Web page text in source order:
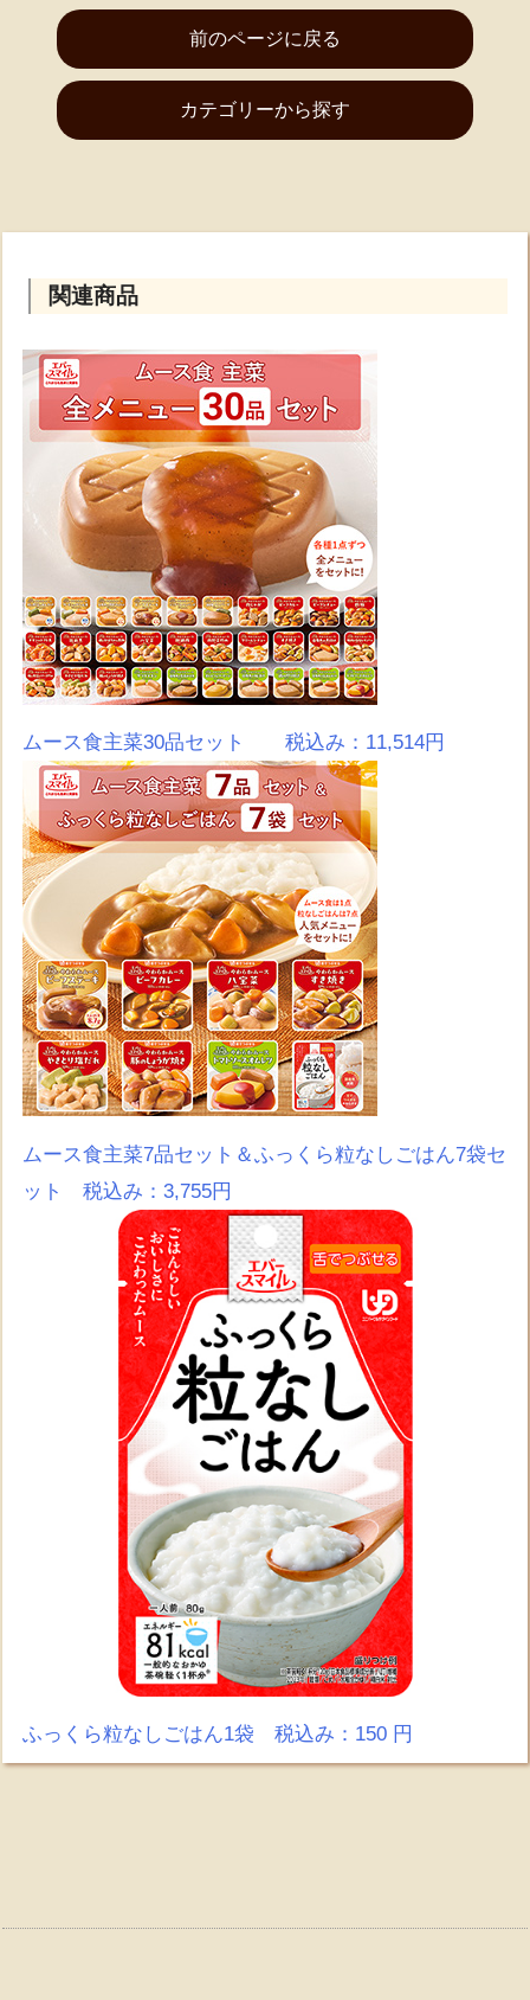
物 ⑭和風ハンバーグ ⑮酢豚 ⑯筑前煮 ⑰肉じゃ
が ⑱肉野菜炒め ⑲白身魚の煮付け ⑳八宝菜 ㉑
ビーフステーキ ㉒鶏肉の柚子胡椒だれ ㉓照り焼き
チキン ㉔豚と野菜のソース炒め ㉕豚肉の旨塩レモ
だいております。
す。あらかじめご了承ください。
前のページに戻る
カテゴリーから探す
関連商品
ムース食主菜30品セット 税込み：11,514円
ムース食主菜7品セット＆ふっくら粒なしごはん7袋セ
ット 税込み：3,755円
ふっくら粒なしごはん1袋 税込み：150 円